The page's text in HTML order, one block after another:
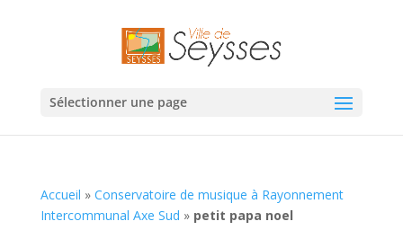
Sélectionner une page
Accueil » Conservatoire de musique à Rayonnement
Intercommunal Axe Sud » petit papa noel